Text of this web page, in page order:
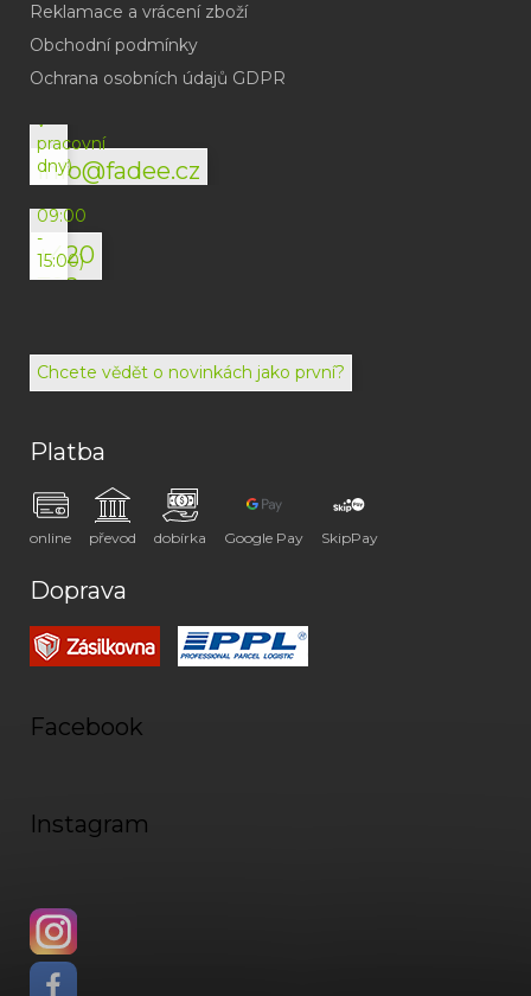
Reklamace a vrácení zboží
Obchodní podmínky
Ochrana osobních údajů GDPR
info@fadee.cz
(odpověď
do
v
pracovní
dny)
+420
792
072
(Po-
09:00
-
15:00)
Chcete vědět o novinkách jako první?
Platba
online převod dobírka Google Pay SkipPay
Doprava
Facebook
Instagram